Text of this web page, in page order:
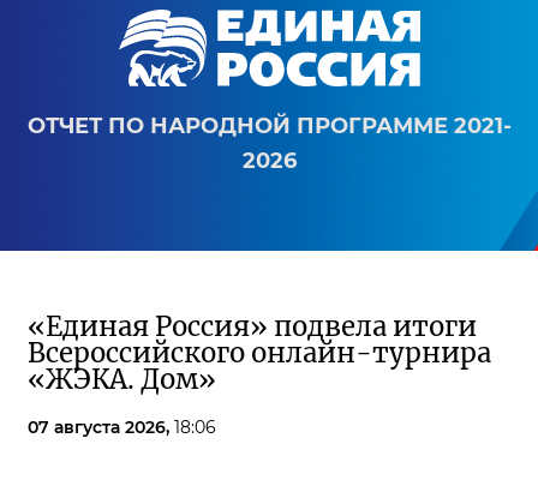
ОТЧЕТ ПО НАРОДНОЙ ПРОГРАММЕ 2021-
2026
«Единая Россия» подвела итоги
Всероссийского онлайн-турнира
«ЖЭКА. Дом»
07 августа 2026, 18:06